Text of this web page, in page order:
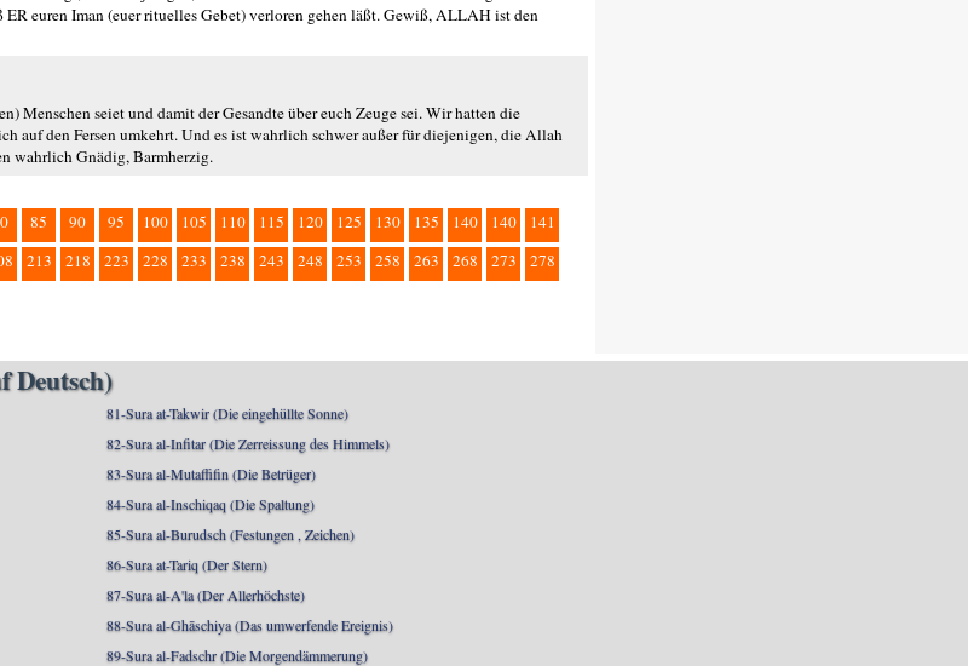
euren Iman (euer rituelles Gebet) verloren gehen läßt. Gewiß, ALLAH ist den
Menschen seiet und damit der Gesandte über euch Zeuge sei. Wir hatten die
auf den Fersen umkehrt. Und es ist wahrlich schwer außer für diejenigen, die Allah
wahrlich Gnädig, Barmherzig.
85 90 95 100 105 110 115 120 125 130 135 140 140
141
213 218 223 228 233 238 243 248 253 258 263 268 273
278
Deutsch)
81-Sura at-Takwir (Die eingehüllte Sonne)
82-Sura al-Infitar (Die Zerreissung des Himmels)
83-Sura al-Mutaffifin (Die Betrüger)
84-Sura al-Inschiqaq (Die Spaltung)
85-Sura al-Burudsch (Festungen , Zeichen)
86-Sura at-Tariq (Der Stern)
87-Sura al-A'la (Der Allerhöchste)
88-Sura al-Ghāschiya (Das umwerfende Ereignis)
89-Sura al-Fadschr (Die Morgendämmerung)